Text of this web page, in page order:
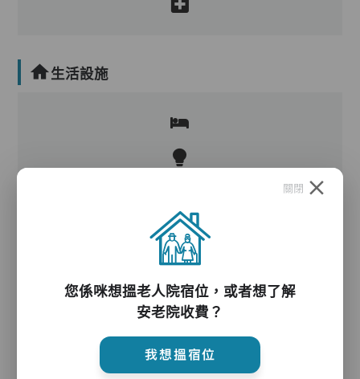
生活設施
護理評估、執藥、核派藥、量度生命表徵、協助沐
關閉
您係咪想搵老人院宿位，或者想了解
安老院收費？
我想搵宿位